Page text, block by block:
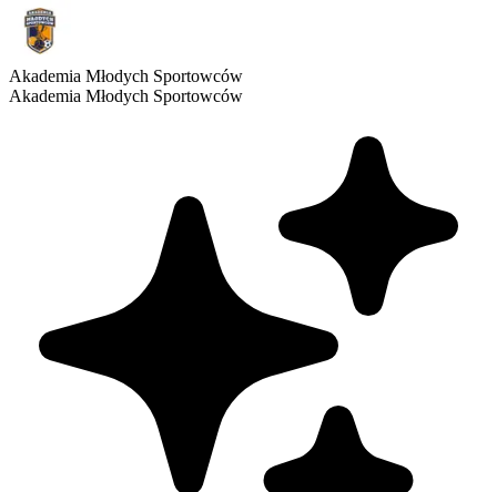
Akademia Młodych Sportowców
Akademia Młodych Sportowców